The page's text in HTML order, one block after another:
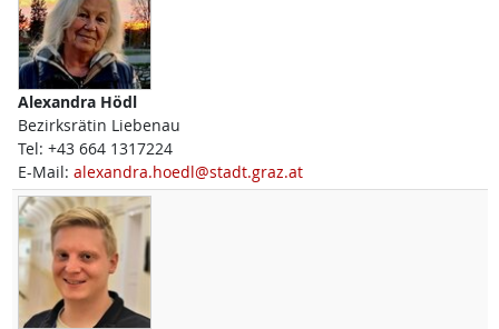
Alexandra Hödl
Bezirksrätin Liebenau
Tel: +43 664 1317224
E-Mail: alexandra.hoedl@stadt.graz.at